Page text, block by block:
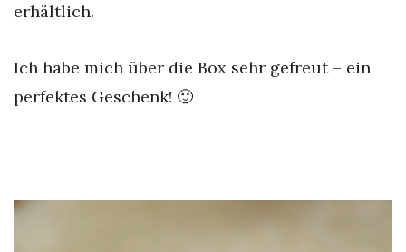
erhältlich.
Ich habe mich über die Box sehr gefreut – ein
perfektes Geschenk! 🙂